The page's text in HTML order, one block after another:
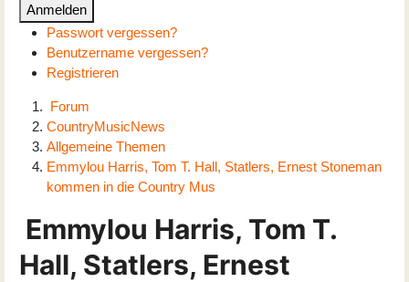
Anmelden
Passwort vergessen?
Benutzername vergessen?
Registrieren
Forum
CountryMusicNews
Allgemeine Themen
Emmylou Harris, Tom T. Hall, Statlers, Ernest Stoneman
kommen in die Country Mus
Emmylou Harris, Tom T.
Hall, Statlers, Ernest